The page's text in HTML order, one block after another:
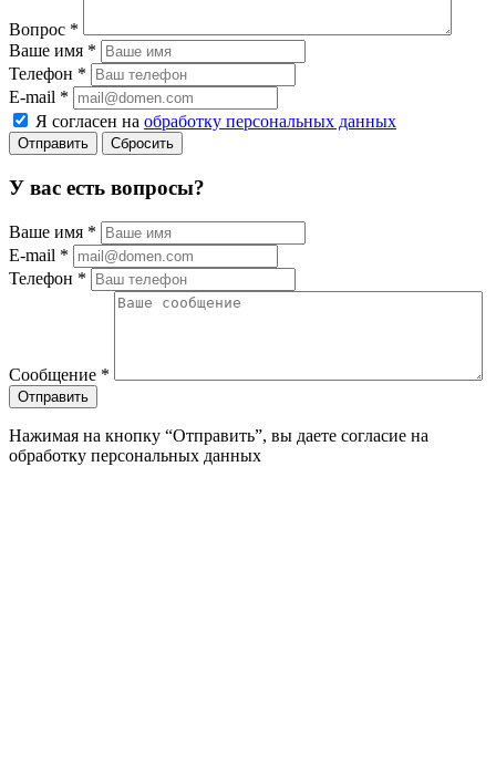
Вопрос *
Ваше имя *
Телефон *
E-mail *
Я согласен на обработку персональных данных
Сбросить
У вас есть вопросы?
Ваше имя *
E-mail *
Телефон *
Сообщение *
Нажимая на кнопку “Отправить”, вы даете согласие на
обработку персональных данных